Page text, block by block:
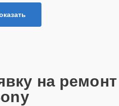
на ремонт